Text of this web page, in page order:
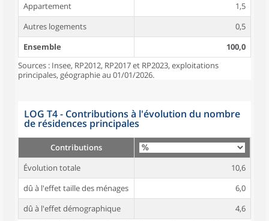
Appartement
1,5
Autres logements
0,5
Ensemble
100,0
Sources : Insee, RP2012, RP2017 et RP2023, exploitations
principales, géographie au 01/01/2026.
LOG T4 - Contributions à l'évolution du nombre
de résidences principales
Contributions
Évolution totale
10,6
dû à l'effet taille des ménages
6,0
dû à l'effet démographique
4,6